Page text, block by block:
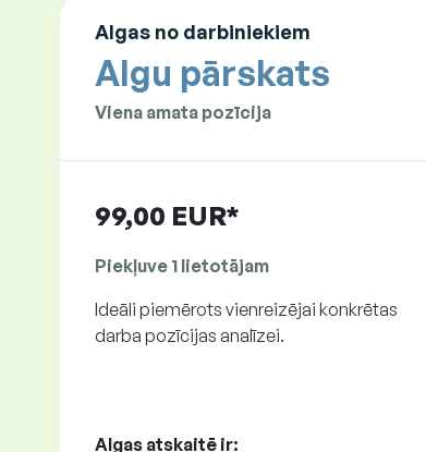
Algas no darbiniekiem
Algu pārskats
Viena amata pozīcija
99,00 EUR*
Piekļuve 1 lietotājam
Ideāli piemērots vienreizējai konkrētas
darba pozīcijas analīzei.
Algas atskaitē ir: